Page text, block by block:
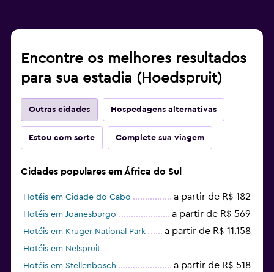
Encontre os melhores resultados
para sua estadia (Hoedspruit)
Outras cidades Hospedagens alternativas
Estou com sorte Complete sua viagem
Cidades populares em África do Sul
Hotéis em Cidade do Cabo a partir de R$ 182
Hotéis em Joanesburgo a partir de R$ 569
Hotéis em Kruger National Park a partir de R$ 11.158
Hotéis em Nelspruit
Hotéis em Stellenbosch
a partir de R$ 518